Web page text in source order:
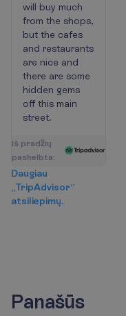
will buy much
from the shops,
but the cafes
and restaurants
are nice and
there are some
hidden gems
off this main
street.
Iš pradžių
paskelbta:
Daugiau
„ TripAdvisor“
atsiliepimų.
Panašūs